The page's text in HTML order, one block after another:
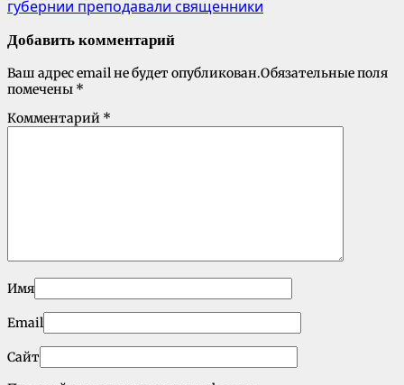
губернии преподавали священники
Добавить комментарий
Ваш адрес email не будет опубликован.Обязательные поля
помечены *
Комментарий *
Имя
Email
Сайт